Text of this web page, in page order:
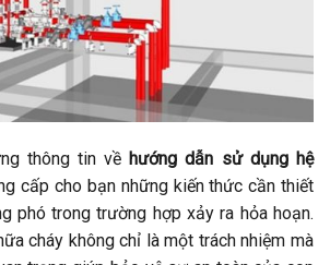
thông tin vềhướng dẫn sử dụng hệ
cấp cho bạn những kiến thức cần thiết
phó trong trường hợp xảy ra hỏa hoạn.
cháy không chỉ là một trách nhiệm mà